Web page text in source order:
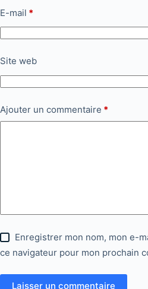
E-mail *
Site web
Ajouter un commentaire *
Enregistrer mon nom, mon e-
ce navigateur pour mon prochain
Laisser un commentaire